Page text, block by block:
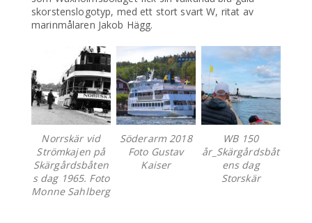
skorstenslogotyp, med ett stort svart W, ritat av
marinmålaren Jakob Hägg.
Norrskär vid
Strömkajen på
Skärgårdsbåten
s dag 1965. Foto
Monne Sahlberg
Söderarm 2018
Foto Gustav
Kaiser
WB 150
år_Skärgårdsbåt
ens dag
Storskär